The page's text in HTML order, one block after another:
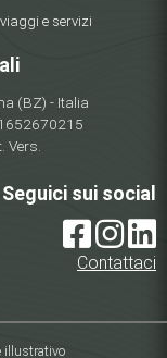
e servizi
(BZ) - Italia
Vers.
Seguici sui social
Contattaci
illustrativo